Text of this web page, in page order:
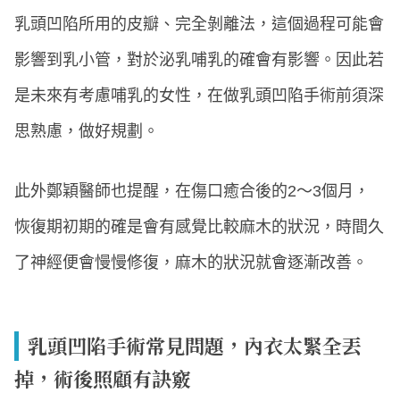
乳頭凹陷所用的皮瓣、完全剝離法，這個過程可能會
影響到乳小管，對於泌乳哺乳的確會有影響。因此若
是未來有考慮哺乳的女性，在做乳頭凹陷手術前須深
思熟慮，做好規劃。
此外鄭穎醫師也提醒，在傷口癒合後的2～3個月，
恢復期初期的確是會有感覺比較麻木的狀況，時間久
了神經便會慢慢修復，麻木的狀況就會逐漸改善。
乳頭凹陷手術常見問題，內衣太緊全丟
掉，術後照顧有訣竅